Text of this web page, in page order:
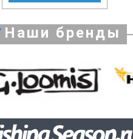
Наши бренды